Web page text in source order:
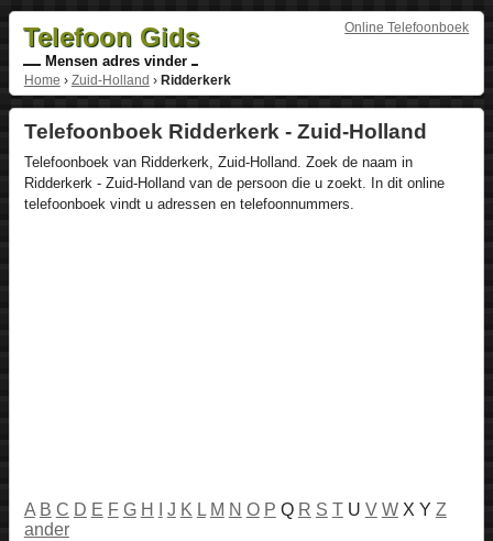
Online Telefoonboek
Telefoon Gids
Mensen adres vinder
Home › Zuid-Holland › Ridderkerk
Telefoonboek Ridderkerk - Zuid-Holland
Telefoonboek van Ridderkerk, Zuid-Holland. Zoek de naam in
Ridderkerk - Zuid-Holland van de persoon die u zoekt. In dit online
telefoonboek vindt u adressen en telefoonnummers.
A B C D E F G H J K L M N O P Q R S T U V WX Y Z
ander